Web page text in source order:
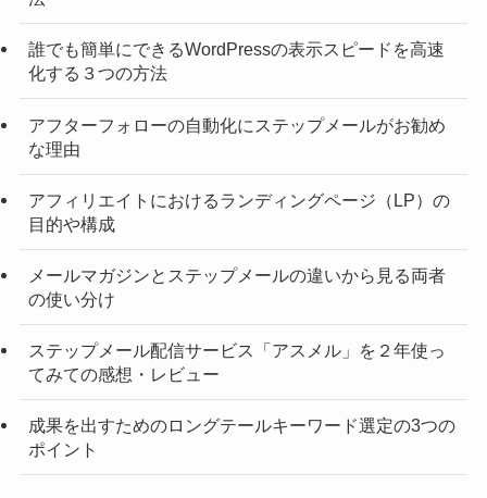
誰でも簡単にできるWordPressの表示スピードを高速
化する３つの方法
アフターフォローの自動化にステップメールがお勧め
な理由
アフィリエイトにおけるランディングページ（LP）の
目的や構成
メールマガジンとステップメールの違いから見る両者
の使い分け
ステップメール配信サービス「アスメル」を２年使っ
てみての感想・レビュー
成果を出すためのロングテールキーワード選定の3つの
ポイント